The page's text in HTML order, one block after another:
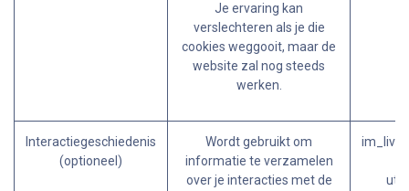
Je ervaring kan
verslechteren als je die
cookies weggooit, maar de
website zal nog steeds
werken.
Interactiegeschiedenis
(optioneel)
Wordt gebruikt om
informatie te verzamelen
over je interacties met de